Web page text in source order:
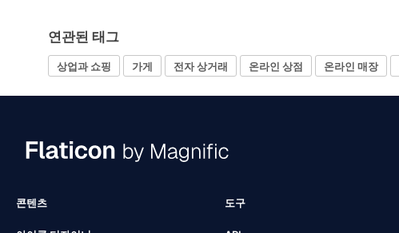
연관된 태그
상업과 쇼핑 가게 전자 상거래 온라인 상점 온라인 매장
콘텐츠 도구